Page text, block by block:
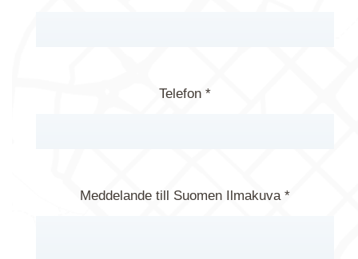
Telefon *
Meddelande till Suomen Ilmakuva *